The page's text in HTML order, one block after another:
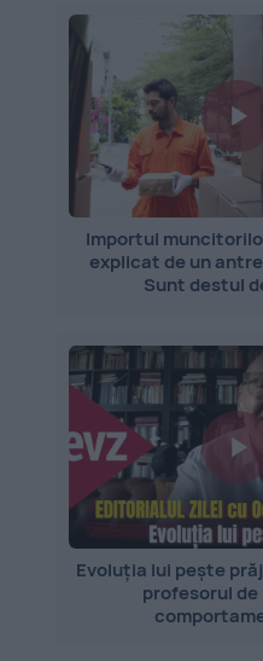
Importul
explicat de un
Sunt destul
Evoluția lui pește
profesorul